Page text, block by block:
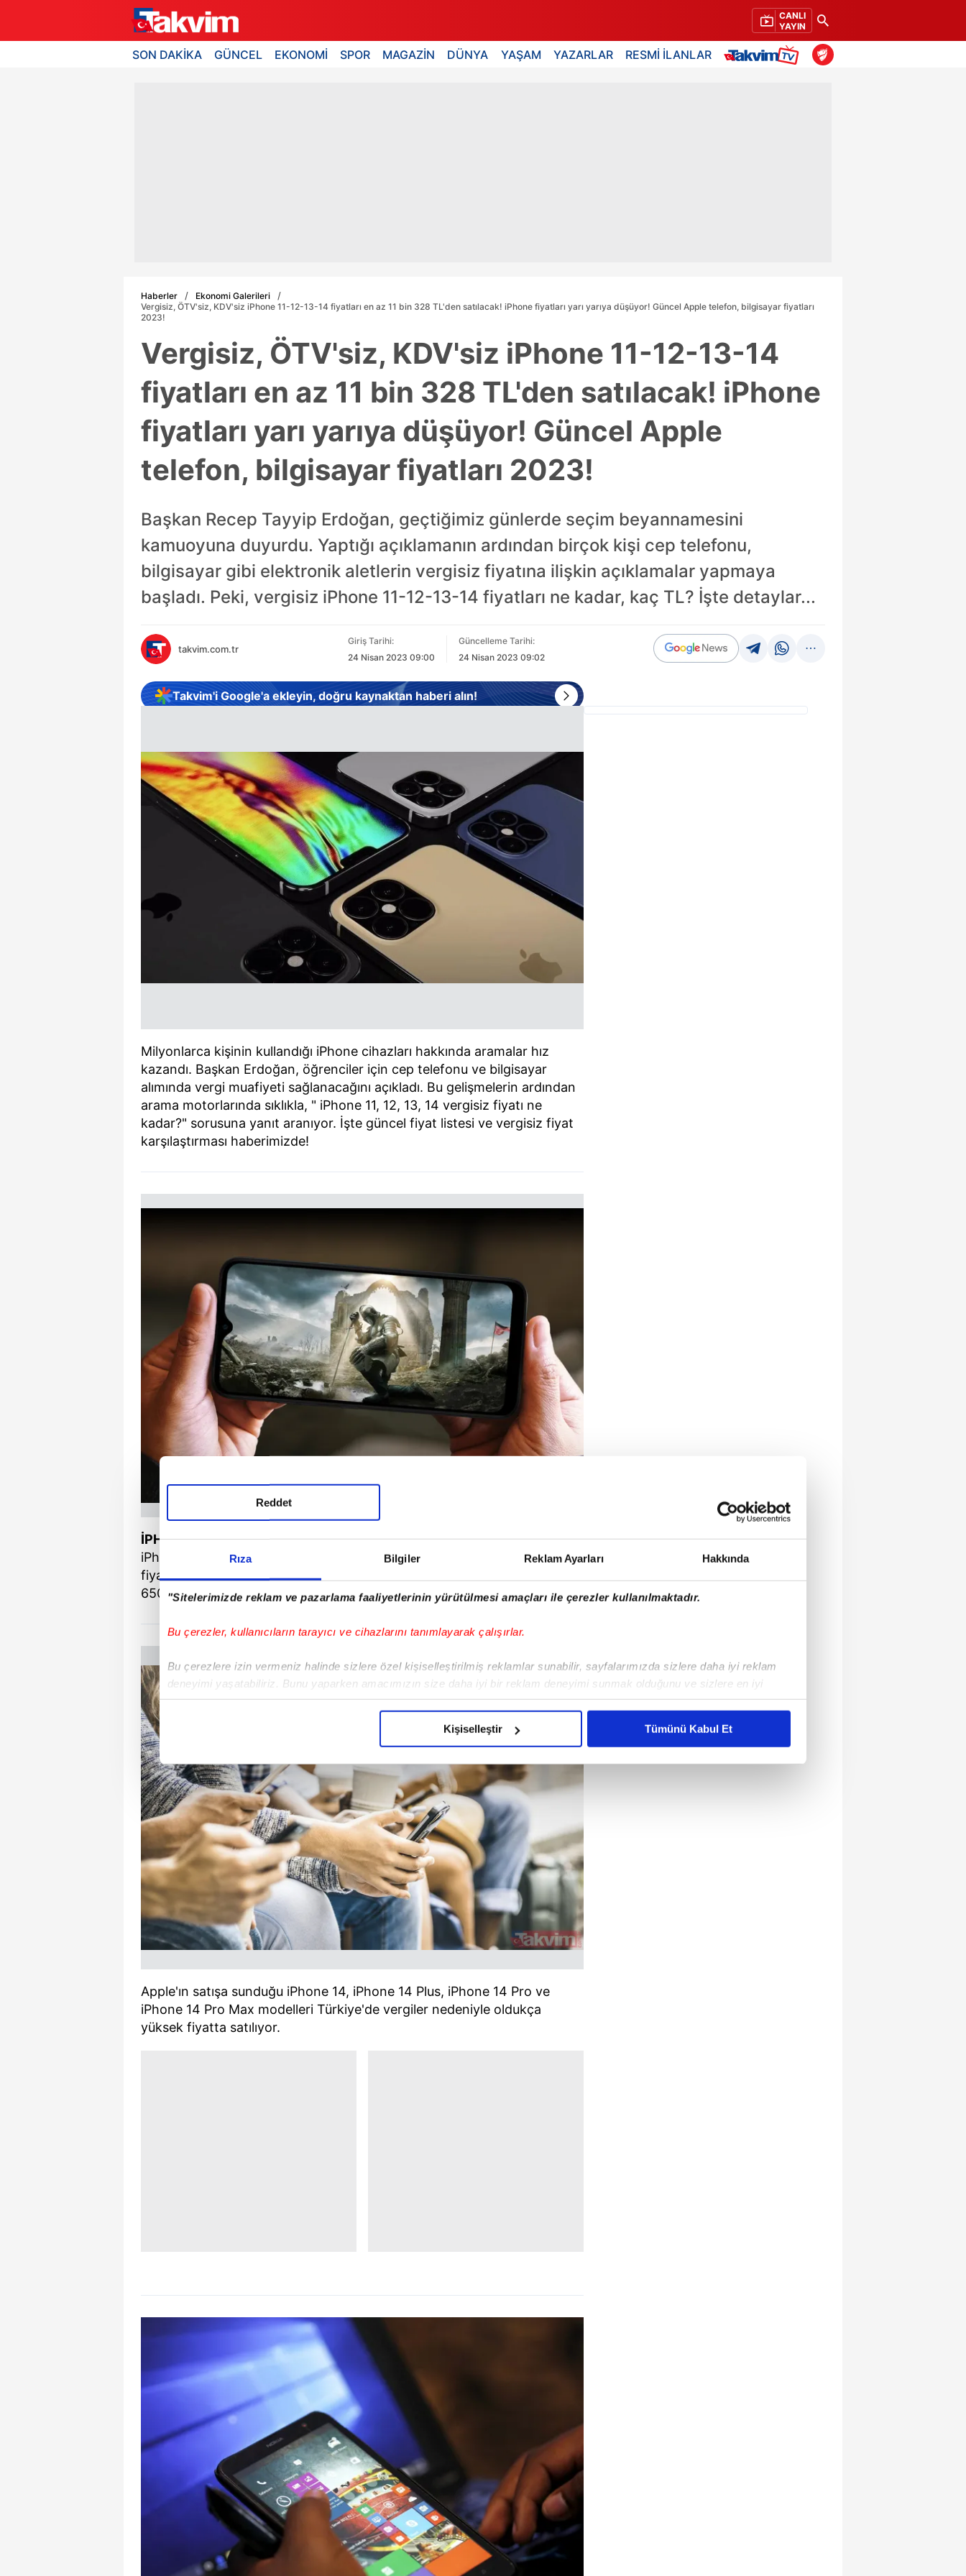
Rıza Bilgiler Reklam Ayarları Hakkında
"Sitelerimizde reklam ve pazarlama faaliyetlerinin yürütülmesi amaçları ile çerezler kullanılmaktadır.
Bu çerezler, kullanıcıların tarayıcı ve cihazlarını tanımlayarak çalışırlar.
Bu çerezlere izin vermeniz halinde sizlere özel kişiselleştirilmiş reklamlar sunabilir, sayfalarımızda sizlere daha iyi reklam
deneyimi yaşatabiliriz. Bunu yaparken amacımızın size daha iyi bir reklam deneyimi sunmak olduğunu ve sizlere en iyi
içerikleri sunabilmek adına elimizden gelen çabayı gösterdiğimizi ve bu noktada, reklamların maliyetlerimizi karşılamak
Sizlere daha iyi bir hizmet sunabilmek için İnternet Sitemizde kendimize ve üçüncü kişilere ait çerezler kullanılmaktadır. Bu
çerezler vasıtasıyla çeşitli kişisel verileriniz işlenmekte olup gerekli olan çerezler bilgi toplumu hizmetlerinin sunulması
amacıyla kullanılmaktadır. Diğer çerezler, sitemizin daha işlevsel kılınması ve kişiselleştirilmesi ve sizlere yönelik
reklam/pazarlama faaliyetlerinin yapılması, amaçlarıyla sınırlı olarak açık rızanız dahilinde kullanılacaktır.
Çerezlere ilişkin tercihlerinizi aşağıda yer alan panel vasıtasıyla belirleyebilirsiniz. Çerezlere ilişkin detaylı bilgi için Ayarlar
butonuna tıklayabilir,
Çerez Bilgilendirme Metnimiziziyaret edebilirsiniz.
6698 sayılı Kişisel Verilerin Korunması Kanunu uyarınca hazırlanmış Aydınlatma Metnimizi okumak ve sitemizde ilgili
mevzuata uygun olarak kullanılan çerezlerle ilgili bilgi almak için lütfentıklayınız.
Reddet
Kişiselleştir Tümünü Kabul Et
CANLI
YAYIN
SON DAKİKA GÜNCEL EKONOMİ SPOR MAGAZİN DÜNYA YAŞAM YAZARLAR RESMİ İLANLAR
Haberler
Ekonomi Galerileri
Vergisiz, ÖTV'siz, KDV'siz iPhone 11-12-13-14 fiyatları en az 11 bin 328 TL'den satılacak! iPhone fiyatları yarı yarıya düşüyor! Güncel Apple telefon, bilgisayar fiyatları
2023!
Vergisiz, ÖTV'siz, KDV'siz iPhone 11-12-13-14
fiyatları en az 11 bin 328 TL'den satılacak! iPhone
fiyatları yarı yarıya düşüyor! Güncel Apple
telefon, bilgisayar fiyatları 2023!
Başkan Recep Tayyip Erdoğan, geçtiğimiz günlerde seçim beyannamesini
kamuoyuna duyurdu. Yaptığı açıklamanın ardından birçok kişi cep telefonu,
bilgisayar gibi elektronik aletlerin vergisiz fiyatına ilişkin açıklamalar yapmaya
başladı. Peki, vergisiz iPhone 11-12-13-14 fiyatları ne kadar, kaç TL? İşte detaylar...
takvim.com.tr
Giriş Tarihi:
24 Nisan 2023 09:00
Güncelleme Tarihi:
24 Nisan 2023 09:02
Takvim'i Google'a ekleyin, doğru kaynaktan haberi alın!
Milyonlarca kişinin kullandığı iPhone cihazları hakkında aramalar hız
kazandı. Başkan Erdoğan, öğrenciler için cep telefonu ve bilgisayar
alımında vergi muafiyeti sağlanacağını açıkladı. Bu gelişmelerin ardından
arama motorlarında sıklıkla, " iPhone 11, 12, 13, 14 vergisiz fiyatı ne
kadar?" sorusuna yanıt aranıyor. İşte güncel fiyat listesi ve vergisiz fiyat
karşılaştırması haberimizde!
İPHONE 11, 12, 13, 14 TELEFON VERGİ ÜCRETİ NE KADAR?
iPhone 14 Türkiye fiyatı yaklaşık 40 bin liraya yükseldi. Türkiye'ye giriş
fiyatı ortalama 10 bin TL olan bir akıllı telefonun vergilerle fiyat 19 bin
650 TL gibi rakamlara yükseliyor.
Apple'ın satışa sunduğu iPhone 14, iPhone 14 Plus, iPhone 14 Pro ve
iPhone 14 Pro Max modelleri Türkiye'de vergiler nedeniyle oldukça
yüksek fiyatta satılıyor.